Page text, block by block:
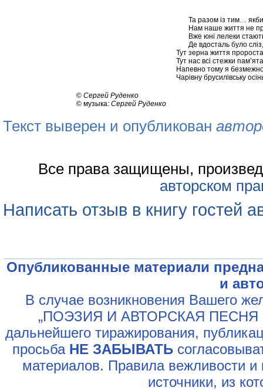
Та разом із тим…
Нам наше життя не
Вже юні лелеки
Де вдосталь було сліз,
Тут зерна життя
Тут нас всі стежки
Напевно тому я
Чарівну брусилівську
© Сергей Руденко
© музыка: Сергей Руденко
Текст выверен и опубликован
Все права защищены,
авторском
Написать отзыв в книгу гостей
Опубликованные материали
и
В случае возникновения Вашего
„ПОЭЗИЯ И АВТОРСКАЯ ПЕСНЯ
дальнейшего тиражирования,
просьба НЕ ЗАБЫВАТЬ
материалов. Правила вежливости и
источники, из